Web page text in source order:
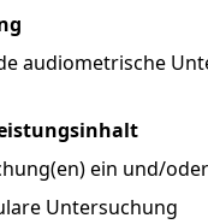
audiometrische
ein und/
Untersuchung